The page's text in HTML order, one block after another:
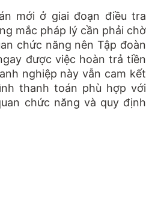
mới ở giai đoạn điều tra
mắc pháp lý cần phải chờ
chức năng nên Tập đoàn
được việc hoàn trả tiền
nghiệp này vẫn cam kết
thanh toán phù hợp với
chức năng và quy định